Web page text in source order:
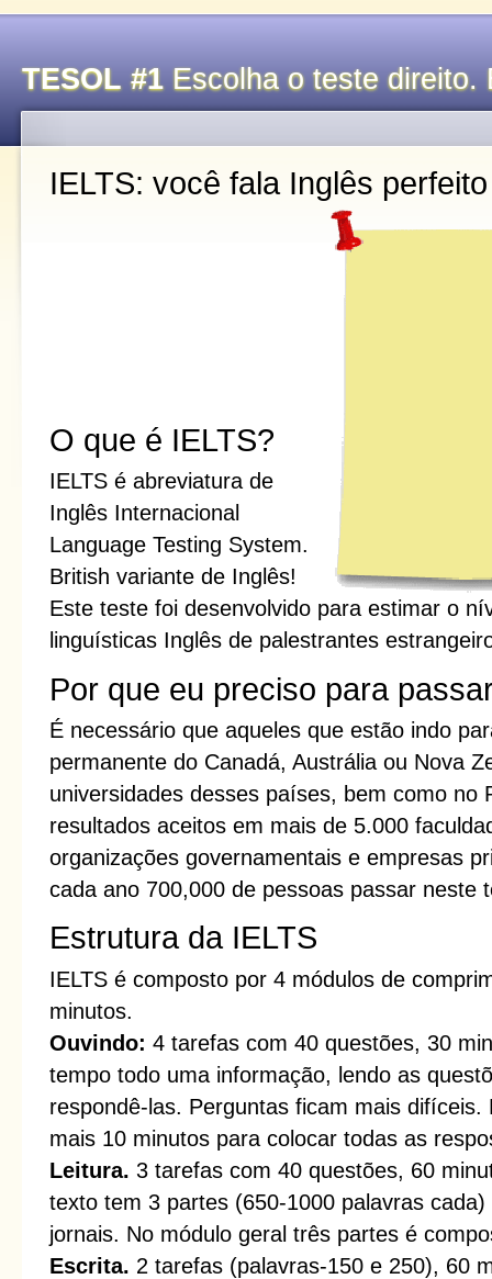
TESOL #1Escolha o teste direito.
IELTS: você fala Inglês
O que é IELTS?
IELTS é abreviatura de
Inglês Internacional
Language Testing System.
British variante de Inglês!
Este teste foi desenvolvido para estimar o
linguísticas Inglês de palestrantes
Por que eu preciso para
É necessário que aqueles que estão indo
permanente do Canadá, Austrália ou Nova
universidades desses países, bem como no
resultados aceitos em mais de 5.000
organizações governamentais e empresas
cada ano 700,000 de pessoas passar neste
Estrutura da IELTS
IELTS é composto por 4 módulos de
minutos.
Ouvindo: 4 tarefas com 40 questões, 30
tempo todo uma informação, lendo as
respondê-las. Perguntas ficam mais
mais 10 minutos para colocar todas as
Leitura. 3 tarefas com 40 questões, 60
texto tem 3 partes (650-1000 palavras
jornais. No módulo geral três partes é
Escrita. 2 tarefas (palavras-150 e 250), 60